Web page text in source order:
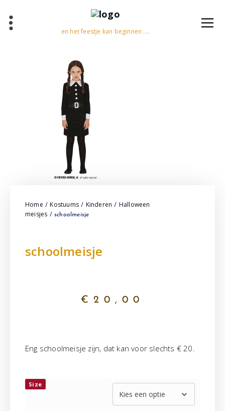
en het feestje kan beginnen ....
Home / Kostuums / Kinderen / Halloween
meisjes / schoolmeisje
schoolmeisje
€ 20,00
Eng schoolmeisje zijn, dat kan voor slechts € 20.
Size